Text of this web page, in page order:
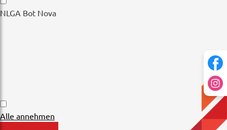
Analytische
Cookies
NLGA Bot Nova
NLGA
Bot
Alle annehmen